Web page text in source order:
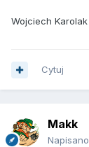
Wojciech Karolak
Cytuj
Makk
Napisano